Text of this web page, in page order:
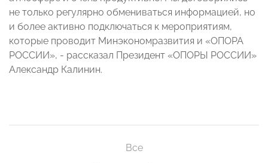
не только регулярно обмениваться информацией, но
и более активно подключаться к мероприятиям,
которые проводит Минэкономразвития и «ОПОРА
РОССИИ», - рассказал Президент «ОПОРЫ РОССИИ»
Александр Калинин.
Все